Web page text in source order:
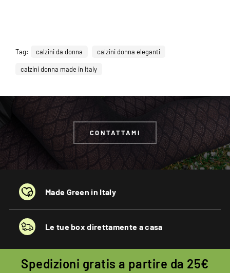
Tag: calzini da donna calzini donna eleganti
calzini donna made in Italy
CONTATTAMI
Made Green in Italy
Le tue box direttamente a casa
Spedizioni gratis a partire da 25€